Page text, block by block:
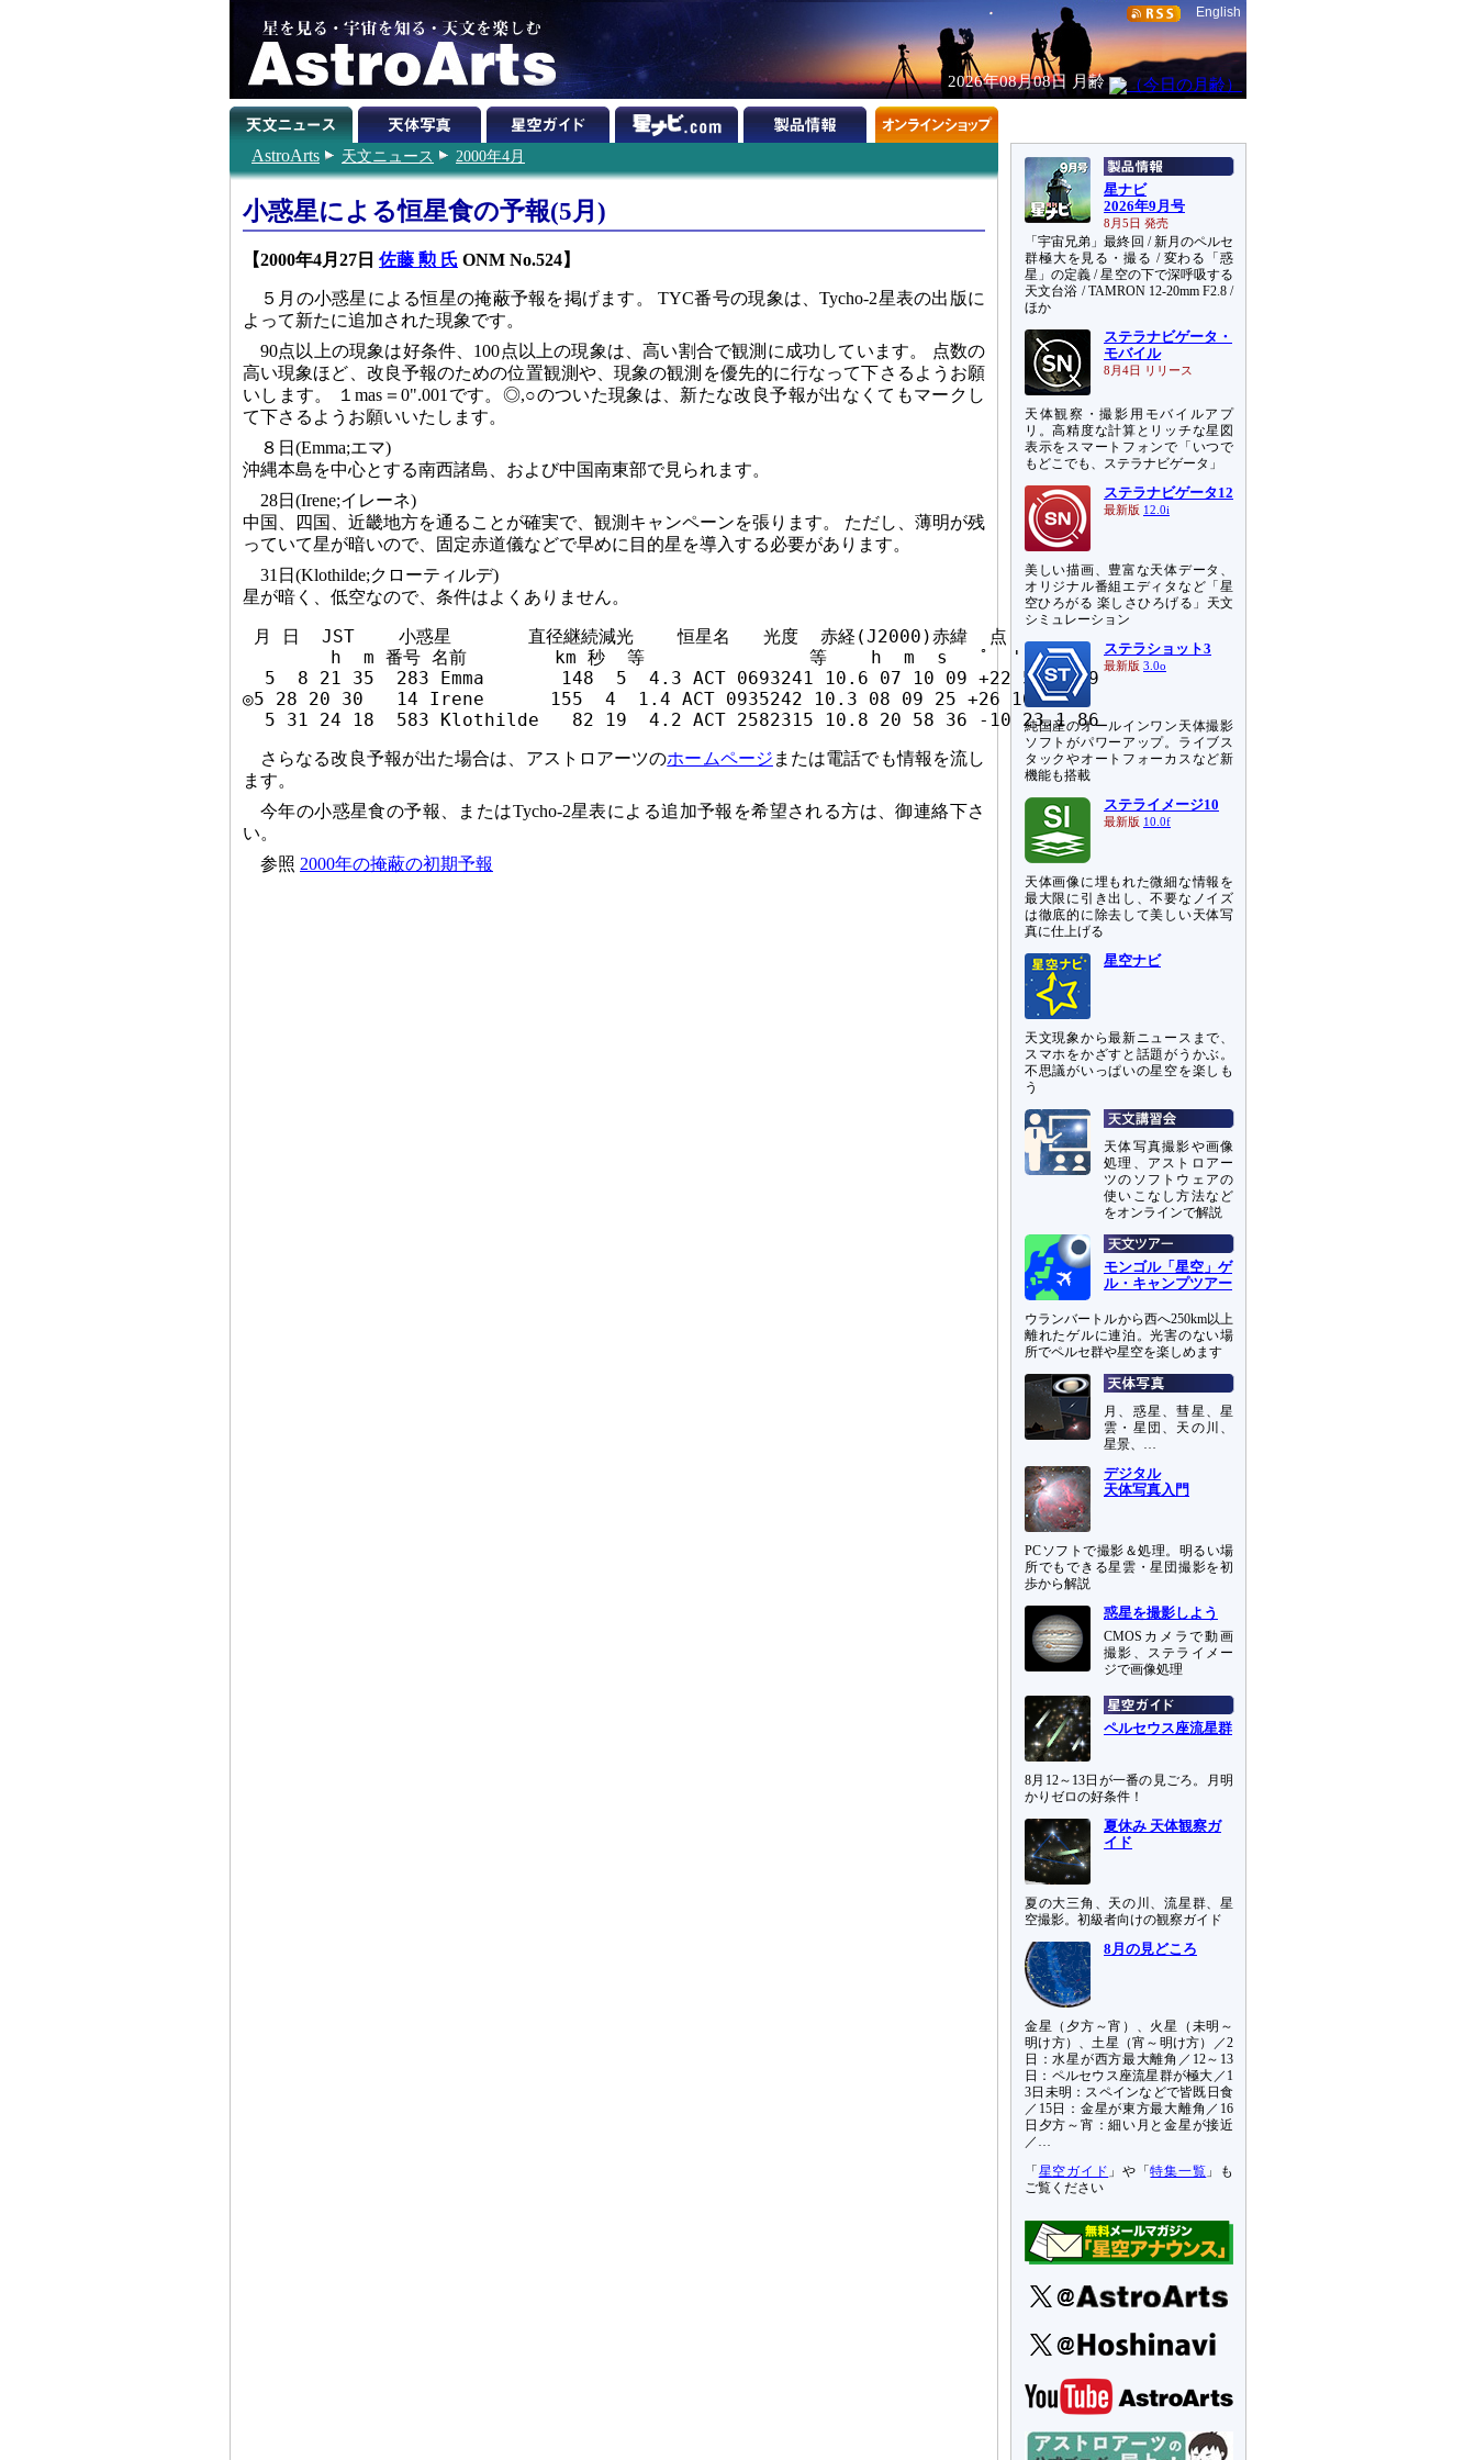
English
2026年08月08日 月齢
AstroArts 天文ニュース 2000年4月
小惑星による恒星食の予報(5月)
【2000年4月27日 佐藤 勲 氏 ONM No.524】
５月の小惑星による恒星の掩蔽予報を掲げます。 TYC番号の現象は、Tycho-2星表の出版に
よって新たに追加された現象です。
90点以上の現象は好条件、100点以上の現象は、高い割合で観測に成功しています。 点数の
高い現象ほど、改良予報のための位置観測や、現象の観測を優先的に行なって下さるようお願
いします。 １mas＝0".001です。◎,○のついた現象は、新たな改良予報が出なくてもマークし
て下さるようお願いいたします。
８日(Emma;エマ)
沖縄本島を中心とする南西諸島、および中国南東部で見られます。
28日(Irene;イレーネ)
中国、四国、近畿地方を通ることが確実で、観測キャンペーンを張ります。 ただし、薄明が残
っていて星が暗いので、固定赤道儀などで早めに目的星を導入する必要があります。
31日(Klothilde;クローティルデ)
星が暗く、低空なので、条件はよくありません。
月 日  JST    小惑星       直径継続減光    恒星名   光度  赤経(J2000)赤緯  点
        h  m 番号 名前        km 秒  等               等    h  m  s   ﾟ  '  数
  5  8 21 35  283 Emma       148  5  4.3 ACT 0693241 10.6 07 10 09 +22 50.7 79
◎5 28 20 30   14 Irene      155  4  1.4 ACT 0935242 10.3 08 09 25 +26 16.3 79
さらなる改良予報が出た場合は、アストロアーツのホームページ または電話でも情報を流し
ます。
今年の小惑星食の予報、またはTycho-2星表による追加予報を希望される方は、御連絡下さ
い。
参照 2000年の掩蔽の初期予報
星ナビ
2026年9月号
8月5日 発売
「宇宙兄弟」最終回 / 新月のペルセ
群極大を見る・撮る / 変わる「惑
星」の定義 / 星空の下で深呼吸する
天文台浴 / TAMRON 12-20mm F2.8 /
ほか
ステラナビゲータ・
モバイル
8月4日 リリース
天体観察・撮影用モバイルアプ
リ。高精度な計算とリッチな星図
表示をスマートフォンで「いつで
もどこでも、ステラナビゲータ」
ステラナビゲータ12
最新版 12.0i
美しい描画、豊富な天体データ、
オリジナル番組エディタなど「星
空ひろがる 楽しさひろげる」天文
シミュレーション
ステラショット3
最新版 3.0o
純国産のオールインワン天体撮影
ソフトがパワーアップ。ライブス
タックやオートフォーカスなど新
機能も搭載
ステライメージ10
最新版 10.0f
天体画像に埋もれた微細な情報を
最大限に引き出し、不要なノイズ
は徹底的に除去して美しい天体写
真に仕上げる
星空ナビ
天文現象から最新ニュースまで、
スマホをかざすと話題がうかぶ。
不思議がいっぱいの星空を楽しも
う
天体写真撮影や画像
処理、アストロアー
ツのソフトウェアの
使いこなし方法など
をオンラインで解説
モンゴル「星空」ゲ
ル・キャンプツアー
ウランバートルから西へ250km以上
離れたゲルに連泊。光害のない場
所でペルセ群や星空を楽しめます
月、惑星、彗星、星
雲・星団、天の川、
星景、…
デジタル
天体写真入門
PCソフトで撮影＆処理。明るい場
所でもできる星雲・星団撮影を初
歩から解説
惑星を撮影しよう
CMOSカメラで動画
撮影、ステライメー
ジで画像処理
ペルセウス座流星群
8月12～13日が一番の見ごろ。月明
かりゼロの好条件！
夏休み 天体観察ガ
イド
夏の大三角、天の川、流星群、星
空撮影。初級者向けの観察ガイド
8月の見どころ
金星（夕方～宵）、火星（未明～
明け方）、土星（宵～明け方）／2
日：水星が西方最大離角／12～13
日：ペルセウス座流星群が極大／1
3日未明：スペインなどで皆既日食
／15日：金星が東方最大離角／16
日夕方～宵：細い月と金星が接近
／…
「 星空ガイド 」や「特集一覧 」も
ご覧ください